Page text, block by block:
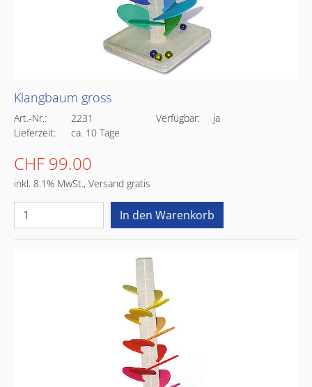
Klangbaum gross
Art.-Nr.: 2231 Verfügbar:
ja
Lieferzeit:
ca. 10 Tage
CHF 99.00
inkl. 8.1% MwSt., Versand gratis